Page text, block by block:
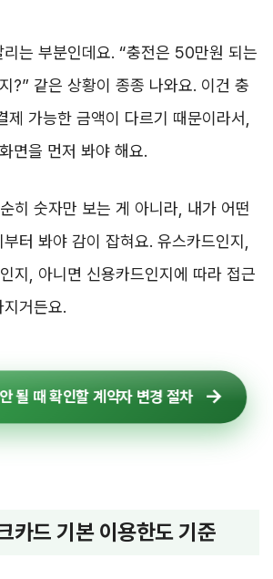
는 부분인데요. “충전은 50만원 되는
?” 같은 상황이 종종 나와요. 이건 충
제 가능한 금액이 다르기 때문이라서,
면을 먼저 봐야 해요.
히 숫자만 보는 게 아니라, 내가 어떤
터 봐야 감이 잡혀요. 유스카드인지,
지, 아니면 신용카드인지에 따라 접근
거든요.
될 때 확인할 계약자 변경 절차
카드 기본 이용한도 기준